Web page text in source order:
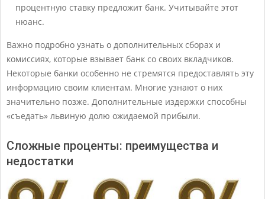
процентную ставку предложит банк. Учитывайте этот
нюанс.
Важно подробно узнать о дополнительных сборах и
комиссиях, которые взывает банк со своих вкладчиков.
Некоторые банки особенно не стремятся предоставлять эту
информацию своим клиентам. Многие узнают о них
значительно позже. Дополнительные издержки способны
«съедать» львиную долю ожидаемой прибыли.
Сложные проценты: преимущества и
недостатки